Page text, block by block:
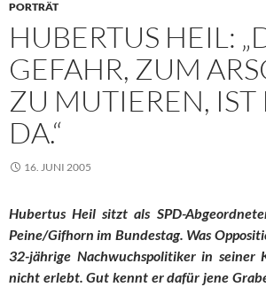
PORTRÄT
HUBERTUS HEIL:
GEFAHR, ZUM
ZU MUTIEREN,
DA.“
16. JUNI 2005
Hubertus Heil sitzt als SPD-
Peine/Gifhorn im Bundestag. Was
32-jährige Nachwuchspolitiker in seiner
nicht erlebt. Gut kennt er dafür jene